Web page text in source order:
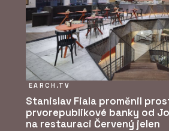
EARCH.TV
Stanislav Fiala proměnil
prvorepublikové banky od
na restauraci Červený jelen